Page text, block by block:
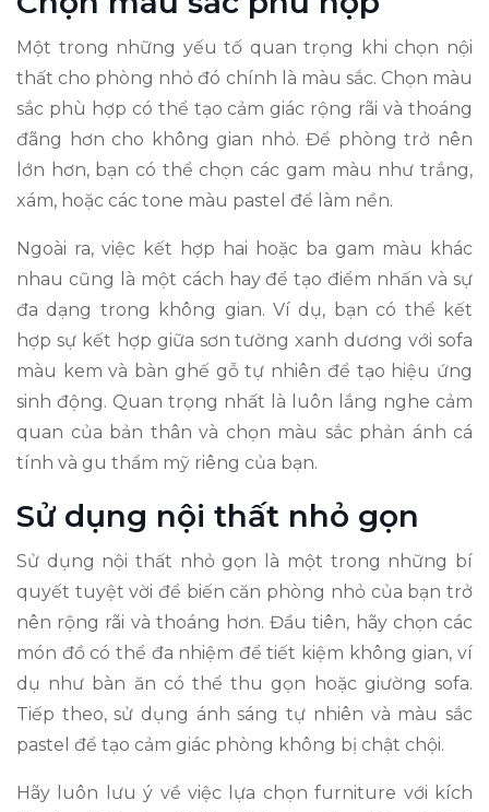
Một trong những yếu tố quan trọng khi chọn nội
thất cho phòng nhỏ đó chính là màu sắc. Chọn màu
sắc phù hợp có thể tạo cảm giác rộng rãi và thoáng
đãng hơn cho không gian nhỏ. Để phòng trở nên
lớn hơn, bạn có thể chọn các gam màu như trắng,
xám, hoặc các tone màu pastel để làm nền.
Ngoài ra, việc kết hợp hai hoặc ba gam màu khác
nhau cũng là một cách hay để tạo điểm nhấn và sự
đa dạng trong không gian. Ví dụ, bạn có thể kết
hợp sự kết hợp giữa sơn tường xanh dương với sofa
màu kem và bàn ghế gỗ tự nhiên để tạo hiệu ứng
sinh động. Quan trọng nhất là luôn lắng nghe cảm
quan của bản thân và chọn màu sắc phản ánh cá
tính và gu thẩm mỹ riêng của bạn.
Sử dụng nội thất nhỏ gọn
Sử dụng nội thất nhỏ gọn là một trong những bí
quyết tuyệt vời để biến căn phòng nhỏ của bạn trở
nên rộng rãi và thoáng hơn. Đầu tiên, hãy chọn các
món đồ có thể đa nhiệm để tiết kiệm không gian, ví
dụ như bàn ăn có thể thu gọn hoặc giường sofa.
Tiếp theo, sử dụng ánh sáng tự nhiên và màu sắc
pastel để tạo cảm giác phòng không bị chật chội.
Hãy luôn lưu ý về việc lựa chọn furniture với kích